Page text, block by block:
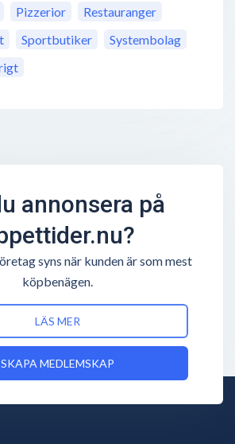
Pizzerior
Restauranger
Sportbutiker
Systembolag
annonsera på
syns när kunden är som mest
köpbenägen.
LÄS MER
SKAPA MEDLEMSKAP